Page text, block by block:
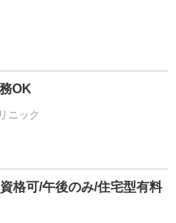
OK
ニック
格可/午後のみ/住宅型有料